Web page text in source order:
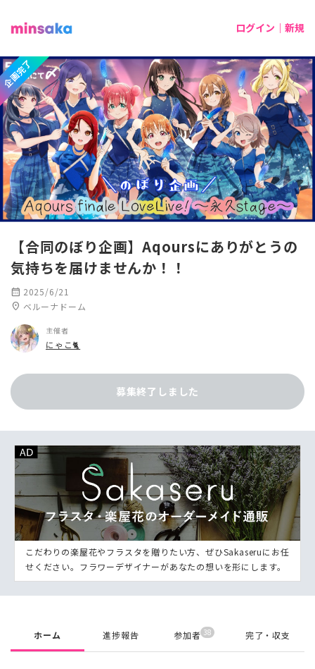
ログイン｜新規
企画完了
【合同のぼり企画】Aqoursにありがとうの
気持ちを届けませんか！！
calendar_month 2025/6/21
location_on ベルーナドーム
主催者
にゃこ🐈
募集終了しました
こだわりの楽屋花やフラスタを贈りたい方、ぜひSakaseruにお任
せください。フラワーデザイナーがあなたの想いを形にします。
ホーム 進捗報告 参加者 38 完了・収支